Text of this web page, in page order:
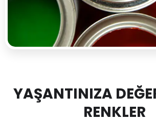
YAŞANTINIZA
RENKLER